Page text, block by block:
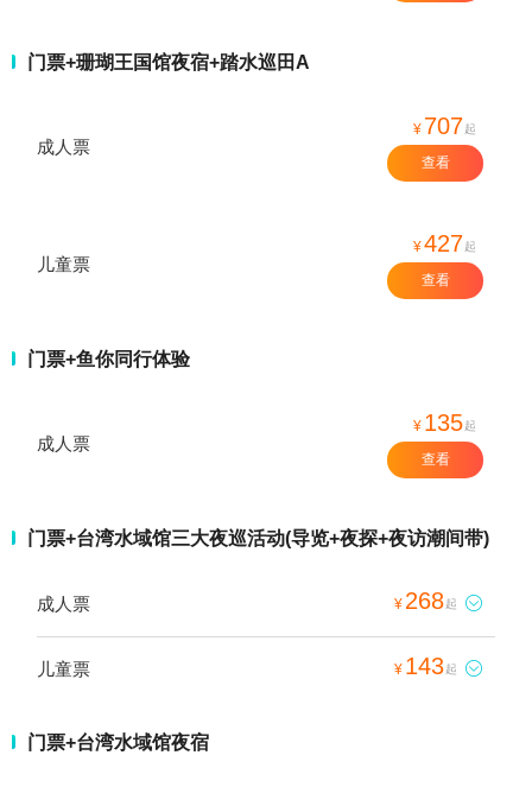
门票+珊瑚王国馆夜宿+踏水巡田A
成人票
¥ 707起
查看
儿童票
¥427起
查看
门票+鱼你同行体验
成人票
¥ 135起
查看
门票+台湾水域馆三大夜巡活动(导览+夜探+夜访潮间带)
成人票 ¥ 268起 
儿童票 ¥ 143起 
门票+台湾水域馆夜宿